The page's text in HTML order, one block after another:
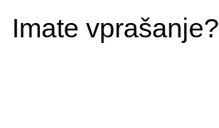
Imate vprašanje?